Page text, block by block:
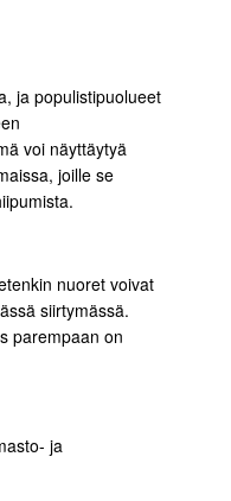
ja populistipuolueet
voi näyttäytyä
joille se
nuoret voivat
siirtymässä.
parempaan on
ja